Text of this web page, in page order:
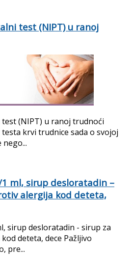
test (NIPT) u ranoj
(NIPT) u ranoj trudnoći
krvi trudnice sada o svojoj
1 ml, sirup desloratadin –
alergija kod deteta,
sirup desloratadin - sirup za
deteta, dece Pažljivo
pre...